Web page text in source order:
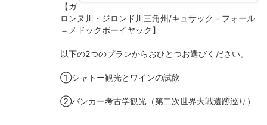
【ガ
ロンヌ川・ジロンド川三角州/キュサック＝フォール
＝メドックポーイヤック】
以下の2つのプランからおひとつお選びください。
①シャトー観光とワインの試飲
②バンカー考古学観光（第二次世界大戦遺跡巡り）